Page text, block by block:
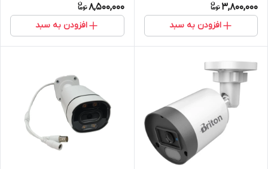
3,800,000
افزودن به سبد
8,500,000
افزودن به سبد